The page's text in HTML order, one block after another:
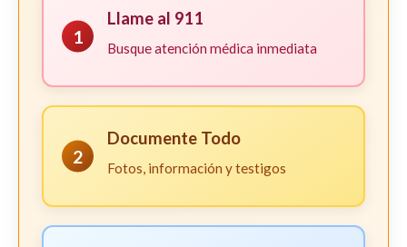
1
Llame al 911
Busque atención médica inmediata
2
Documente Todo
Fotos, información y testigos